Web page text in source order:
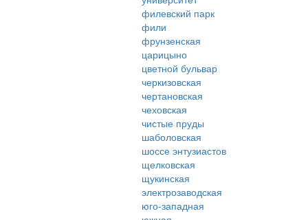
филевский парк
фили
фрунзенская
царицыно
цветной бульвар
черкизовская
чертановская
чеховская
чистые пруды
шаболовская
шоссе энтузиастов
щелковская
щукинская
электрозаводская
юго-западная